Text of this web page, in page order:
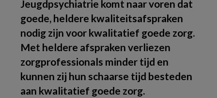
Jeugdpsychiatrie komt naar voren dat
goede, heldere kwaliteitsafspraken
nodig zijn voor kwalitatief goede zorg.
Met heldere afspraken verliezen
zorgprofessionals minder tijd en
kunnen zij hun schaarse tijd besteden
aan kwalitatief goede zorg.